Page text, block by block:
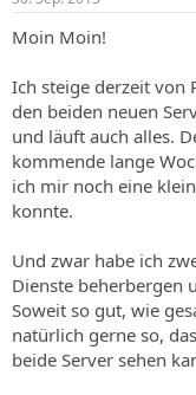
e
r
s
T
h
e
m
s
u
n
d
a
t
u
m
Moin Moin!
Ich steige derzeit von
den beiden neuen
und läuft auch alles.
kommende lange
ich mir noch eine
konnte.
Und zwar habe ich
Dienste beherbergen
Soweit so gut, wie
natürlich gerne so,
beide Server sehen